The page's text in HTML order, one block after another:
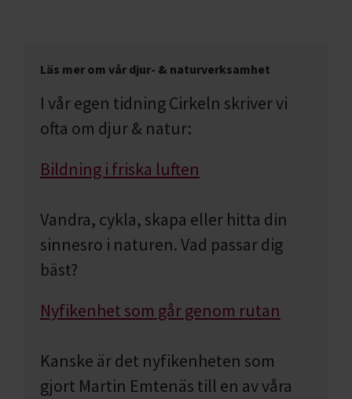
Läs mer om vår djur- & naturverksamhet
I vår egen tidning Cirkeln skriver vi
ofta om djur & natur:
Bildning i friska luften
Vandra, cykla, skapa eller hitta din
sinnesro i naturen. Vad passar dig
bäst?
Nyfikenhet som går genom rutan
Kanske är det nyfikenheten som
gjort Martin Emtenäs till en av våra